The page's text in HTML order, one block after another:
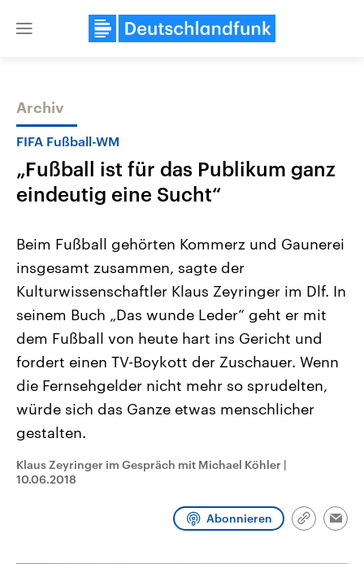
Close
Themen
Landtagswahl Sachsen-Anhalt
2026
Alle Informationen
Sachsen-Anhalt wählt am 6.
September 2026 einen neuen
Landtag. Seit 2021 wird das
Bundesland von einer Koalition aus
CDU, SPD und FDP regiert.-
Umfragen, Prognosen,
Wahlprogramme, aktuelle Berichte
und Hintergründe zu den Parteien
und Kandidaten der anstehenden
Wahl.
USA
Aktuelle Beiträge,
Hintergründe
Wirtschaftlich und
gehören die Vereinigten
den mächtigsten Ländern
mit großem Einfluss auf
Sendungen Programm Podcasts
Archiv
FIFA Fußball-WM
„Fußball ist für das Publikum ganz
eindeutig eine Sucht“
Beim Fußball gehörten Kommerz und Gaunerei
insgesamt zusammen, sagte der
Kulturwissenschaftler Klaus Zeyringer im Dlf. In
seinem Buch „Das wunde Leder“ geht er mit
dem Fußball von heute hart ins Gericht und
fordert einen TV-Boykott der Zuschauer. Wenn
die Fernsehgelder nicht mehr so sprudelten,
würde sich das Ganze etwas menschlicher
gestalten.
Klaus Zeyringer im Gespräch mit Michael Köhler |
10.06.2018
Abonnieren
Link